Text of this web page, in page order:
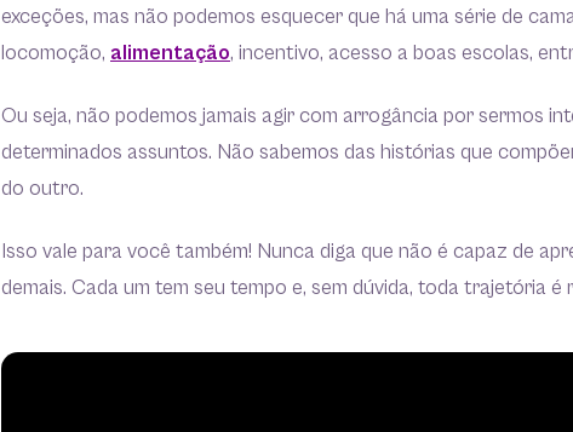
exceções, mas não podemos esquecer que há uma série de
locomoção, alimentação, incentivo, acesso a boas escolas,
Ou seja, não podemos jamais agir com arrogância por sermos
determinados assuntos. Não sabemos das histórias que
do outro.
Isso vale para você também! Nunca diga que não é capaz de
demais. Cada um tem seu tempo e, sem dúvida, toda trajetória é